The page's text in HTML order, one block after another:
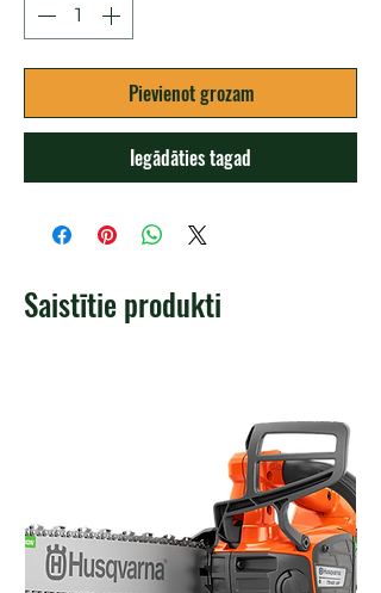
Pievienot grozam
Iegādāties tagad
Saistītie produkti